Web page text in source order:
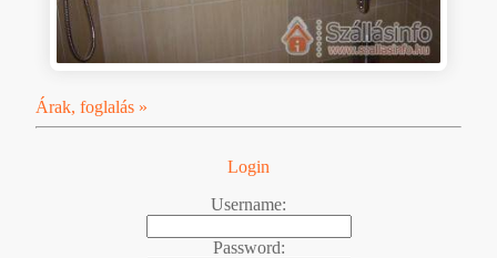
Árak, foglalás »
Login
Username:
Password: